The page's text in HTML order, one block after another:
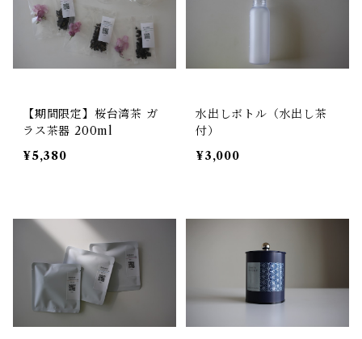
【期間限定】桜台湾茶 ガ
ラス茶器 200ml
¥5,380
水出しボトル（水出し茶
付）
¥3,000